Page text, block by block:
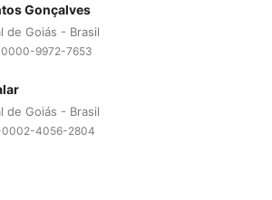
Gonçalves
de Goiás - Brasil
9972-7653
de Goiás - Brasil
0002-4056-2804